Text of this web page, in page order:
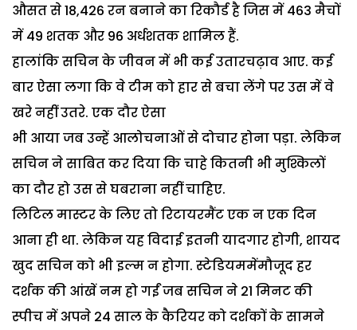
औसत से 18,426 रन बनाने का रिकौर्ड है जिस में 463 मैचों
में 49 शतक और 96 अर्धशतक शामिल हैं.
हालांकि सचिन के जीवन में भी कई उतारचढ़ाव आए. कई
बार ऐसा लगा कि वे टीम को हार से बचा लेंगे पर उस में वे
खरे नहीं उतरे. एक दौर ऐसा
भी आया जब उन्हें आलोचनाओं से दोचार होना पड़ा. लेकिन
सचिन ने साबित कर दिया कि चाहे कितनी भी मुश्किलों
का दौर हो उस से घबराना नहीं चाहिए.
लिटिल मास्टर के लिए तो रिटायरमैंट एक न एक दिन
आना ही था. लेकिन यह विदाई इतनी यादगार होगी, शायद
खुद सचिन को भी इल्म न होगा. स्टेडियममेंमौजूद हर
दर्शक की आंखें नम हो गईं जब सचिन ने 21 मिनट की
स्पीच में अपने 24 साल के कैरियर को दर्शकों के सामने